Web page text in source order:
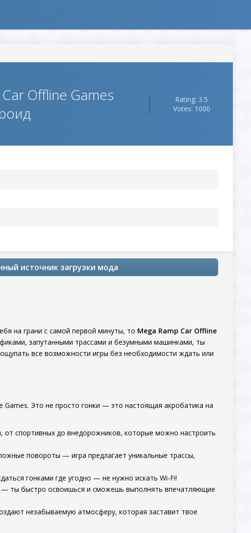
Offline Games
Rating: 3.5
Votes: 1000
источник загрузки мода
на грани с самой первой минуты, то Mega Ramp Car Offline
запутанными трассами и безумными машинками, ты
все возможности игры без необходимости ждать или
Это не просто гонки — это настоящая акробатика на
от спортивных до внедорожников, которые можно настроить
повороты — игра предлагает уникальные трассы,
гонками где угодно — не нужно искать Wi-Fi!
— ты быстро освоишься и сможешь выполнять впечатляющие
незабываемую атмосферу, которая заставит твое